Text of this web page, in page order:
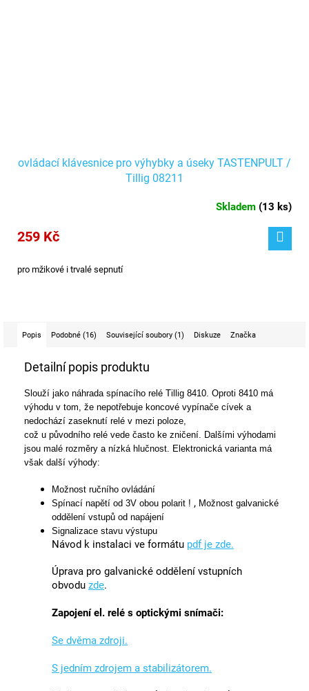
ovládací klávesnice pro výhybky a úseky TASTENPULT /
Tillig 08211
Skladem (13 ks)
259 Kč
pro mžikové i trvalé sepnutí
Popis Podobné (16) Související soubory (1) Diskuze Značka
Detailní popis produktu
Slouží jako náhrada spínacího relé Tillig 8410. Oproti 8410 má
výhodu v tom, že nepotřebuje koncové vypínače cívek a
nedochází zaseknutí relé v mezi poloze,
což u původního relé vede často ke zničení. Dalšími výhodami
jsou malé rozměry a nízká hlučnost. Elektronická varianta má
však další výhody:
Možnost ručního ovládání
Spínací napětí od 3V obou polarit ! , Možnost galvanické
oddělení vstupů od napájení
Signalizace stavu výstupu
Návod k instalaci ve formátu pdf je zde.
Úprava pro galvanické oddělení vstupních
obvodu zde.
Zapojení el. relé s optickými snímači:
Se dvěma zdroji.
S jedním zdrojem a stabilizátorem.